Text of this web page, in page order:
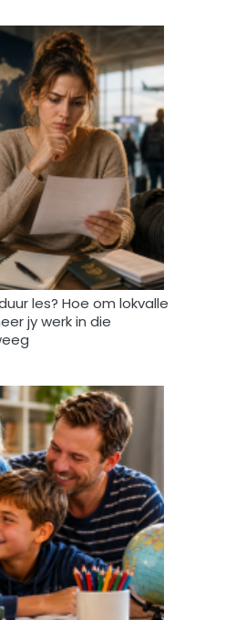
les? Hoe om lokvalle
jy werk in die